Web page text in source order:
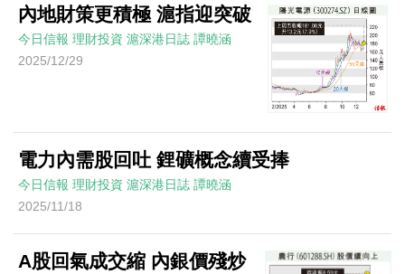
內地財策更積極 滬指迎突破
今日信報 理財投資 滬深港日誌 譚曉涵
2025/12/29
電力內需股回吐 鋰礦概念續受捧
今日信報 理財投資 滬深港日誌 譚曉涵
2025/11/18
A股回氣成交縮 內銀價殘炒